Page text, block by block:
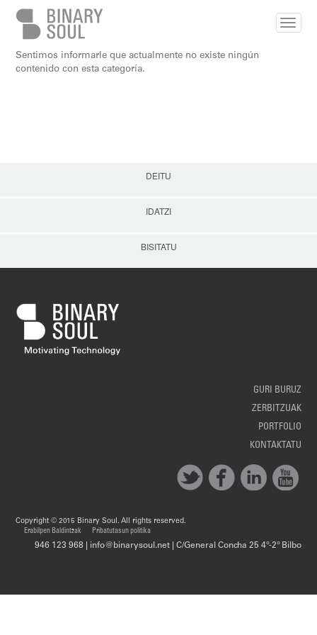
Skip to main content
Sentimos informarle que actualmente no existe ningún
contenido con esta categoría.
DEITU
IDATZI
BISITATU
GURI BURUZ
ZERBITZUAK
PORTFOLIO
KONTAKTATU
Copyright © 2015 Binary Soul. All rights reserved.
Erabilpen Baldintzak
Pribatutasun politika
946 123 968 | info@binarysoul.net | C/General Concha 25 4º-2º Bilbo